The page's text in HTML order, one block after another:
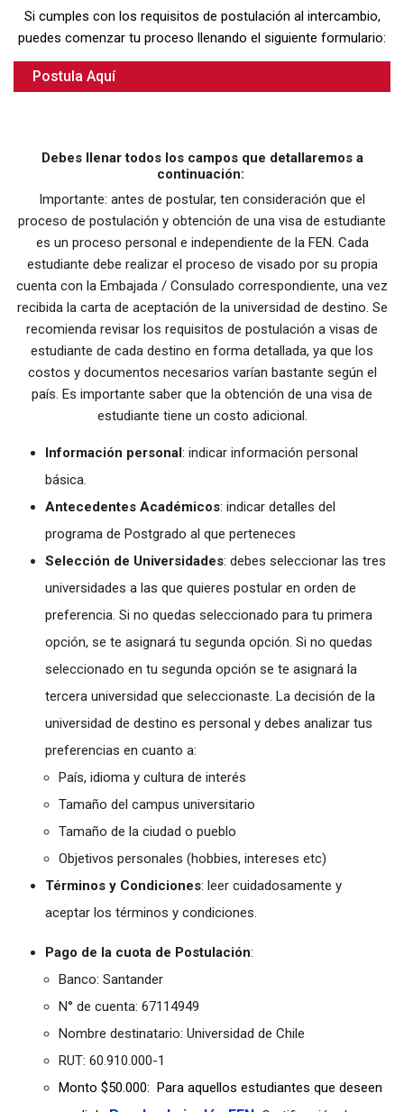
Si cumples con los requisitos de postulación al intercambio,
puedes comenzar tu proceso llenando el siguiente formulario:
Postula Aquí
Debes llenar todos los campos que detallaremos a
continuación:
Importante: antes de postular, ten consideración que el
proceso de postulación y obtención de una visa de estudiante
es un proceso personal e independiente de la FEN. Cada
estudiante debe realizar el proceso de visado por su propia
cuenta con la Embajada / Consulado correspondiente, una vez
recibida la carta de aceptación de la universidad de destino. Se
recomienda revisar los requisitos de postulación a visas de
estudiante de cada destino en forma detallada, ya que los
costos y documentos necesarios varían bastante según el
país. Es importante saber que la obtención de una visa de
estudiante tiene un costo adicional.
Información personal: indicar información personal
básica.
Antecedentes Académicos: indicar detalles del
programa de Postgrado al que perteneces
Selección de Universidades: debes seleccionar las tres
universidades a las que quieres postular en orden de
preferencia. Si no quedas seleccionado para tu primera
opción, se te asignará tu segunda opción. Si no quedas
seleccionado en tu segunda opción se te asignará la
tercera universidad que seleccionaste. La decisión de la
universidad de destino es personal y debes analizar tus
preferencias en cuanto a:
País, idioma y cultura de interés
Tamaño del campus universitario
Tamaño de la ciudad o pueblo
Objetivos personales (hobbies, intereses etc)
Términos y Condiciones: leer cuidadosamente y
aceptar los términos y condiciones.
Pago de la cuota de Postulación:
Banco: Santander
N° de cuenta: 67114949
Nombre destinatario: Universidad de Chile
RUT: 60.910.000-1
Monto $50.000: Para aquellos estudiantes que deseen